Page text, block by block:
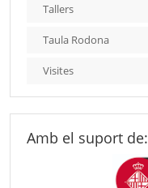
Tallers
Taula Rodona
Visites
Amb el suport de: